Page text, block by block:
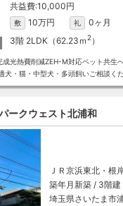
10,000円
敷 10万円 礼
0ヶ月
3階 2LDK（62.23ｍ2）
成光熱費削減ZEH-M対応ペット共生
犬・猫・中型犬・多頭飼いご相談く
ークウェスト北浦和
ＪＲ京浜東北・根
築年月新築 / 3階建
埼玉県さいたま市